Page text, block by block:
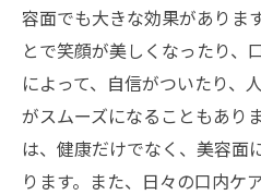
容面でも大きな効果がありま
とで笑顔が美しくなったり、
によって、自信がついたり、
がスムーズになることもあり
は、健康だけでなく、美容面
ります。また、日々の口内ケ